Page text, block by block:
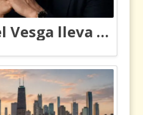
Carlos Manuel Vesga lleva el nombre de Colombia a los Emmy